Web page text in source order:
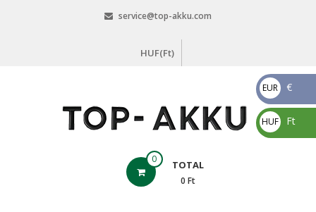
service@top-akku.com
HUF(Ft)
0 TOTAL
0 Ft
EUR
€
€
HUF
Ft
Ft